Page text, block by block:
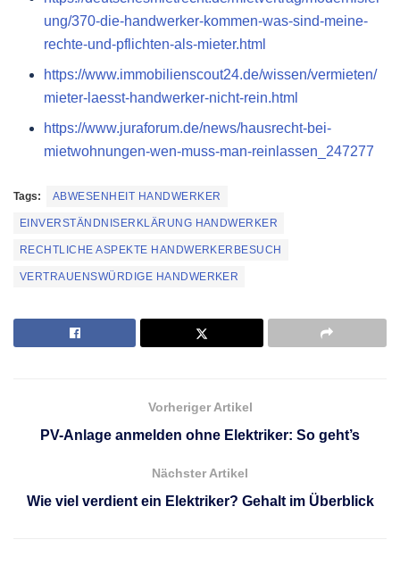
ung/370-die-handwerker-kommen-was-sind-meine-
rechte-und-pflichten-als-mieter.html
https://www.immobilienscout24.de/wissen/vermieten/
mieter-laesst-handwerker-nicht-rein.html
https://www.juraforum.de/news/hausrecht-bei-
mietwohnungen-wen-muss-man-reinlassen_247277
Tags: ABWESENHEIT HANDWERKER
EINVERSTÄNDNISERKLÄRUNG HANDWERKER
RECHTLICHE ASPEKTE HANDWERKERBESUCH
VERTRAUENSWÜRDIGE HANDWERKER
Vorheriger Artikel
PV-Anlage anmelden ohne Elektriker: So geht’s
Nächster Artikel
Wie viel verdient ein Elektriker? Gehalt im Überblick